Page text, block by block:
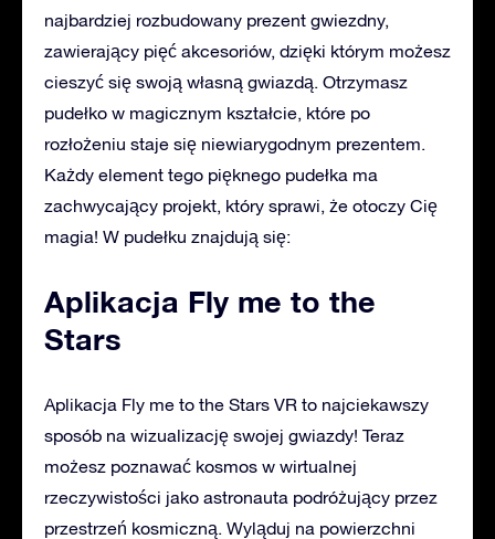
najbardziej rozbudowany prezent gwiezdny,
zawierający pięć akcesoriów, dzięki którym możesz
cieszyć się swoją własną gwiazdą. Otrzymasz
pudełko w magicznym kształcie, które po
rozłożeniu staje się niewiarygodnym prezentem.
Każdy element tego pięknego pudełka ma
zachwycający projekt, który sprawi, że otoczy Cię
magia! W pudełku znajdują się:
Aplikacja Fly me to the
Stars
Aplikacja Fly me to the Stars VR to najciekawszy
sposób na wizualizację swojej gwiazdy! Teraz
możesz poznawać kosmos w wirtualnej
rzeczywistości jako astronauta podróżujący przez
przestrzeń kosmiczną. Wyląduj na powierzchni